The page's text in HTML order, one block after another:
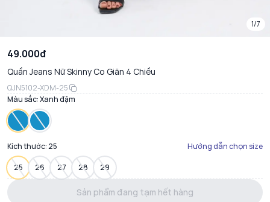
1/7
49.000đ
Quần Jeans Nữ Skinny Co Giãn 4 Chiều
QJN5102-XDM-25
Màu sắc:Xanh đậm
Kích thước:25 Hướng dẫn chọn size
25 26 27 28 29
Sản phẩm đang tạm hết hàng